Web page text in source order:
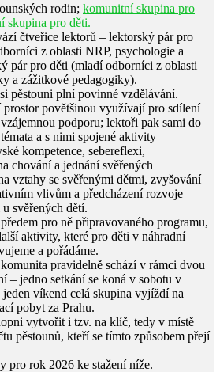
rodin; komunitní skupina pro
skupina pro děti.
čtveřice lektorů – lektorský pár pro
z oblasti NRP, psychologie a
pár pro děti (mladí odborníci z oblasti
a zážitkové pedagogiky).
pěstouni plní povinné vzdělávání.
prostor povětšinou využívají pro sdílení
podporu; lektoři pak sami do
a s nimi spojené aktivity
kompetence, sebereflexi,
chování a jednání svěřených
vztahy se svěřenými dětmi, zvyšování
vlivům a předcházení rozvoje
svěřených dětí.
pro ně připravovaného programu,
aktivity, které pro děti v náhradní
a pořádáme.
pravidelně schází v rámci dvou
– jedno setkání se koná v sobotu v
jeden víkend celá skupina vyjíždí na
pobyt za Prahu.
vytvořit i tzv. na klíč, tedy v místě
pěstounů, kteří se tímto způsobem přejí
pro rok 2026 ke stažení níže.